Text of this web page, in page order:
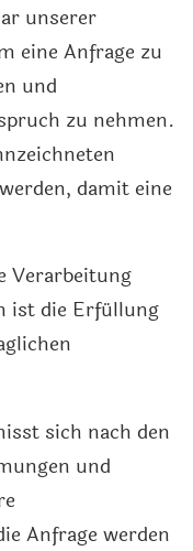
unserer
eine Anfrage zu
und
zu nehmen.
damit eine
Verarbeitung
ist die Erfüllung
sich nach den
und
Anfrage werden